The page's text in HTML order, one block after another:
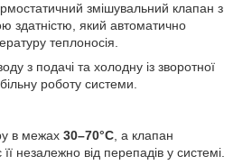
змішувальний клапан з
здатністю, який автоматично
теплоносія.
з подачі та холодну із зворотної
роботу системи.
в межах 30–70°C, а клапан
незалежно від перепадів у системі.